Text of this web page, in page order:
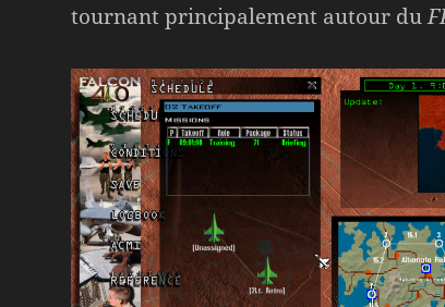
tournant principalement autour du